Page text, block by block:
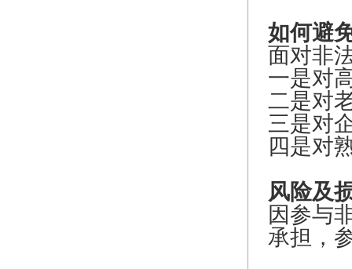
如何避
面对非
一是对
二是对
三是对
四是对
风险及
因参与
承担，